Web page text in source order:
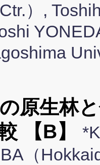
）,
原生林
【B】
（